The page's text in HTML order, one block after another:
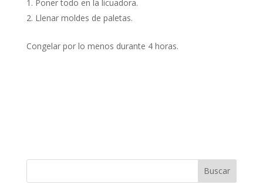
Poner todo en la licuadora.
Llenar moldes de paletas.
Congelar por lo menos durante 4 horas.
Buscar